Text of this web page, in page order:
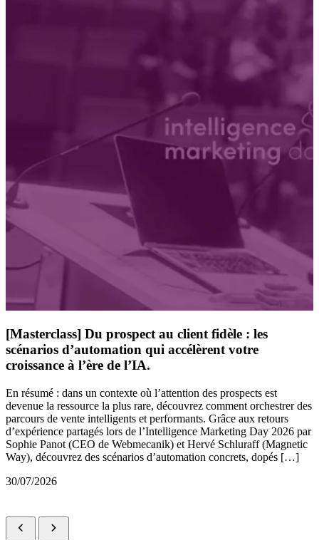
[Masterclass] Du prospect au client fidèle : les
scénarios d’automation qui accélèrent votre
croissance à l’ère de l’IA.
En résumé : dans un contexte où l’attention des prospects est
devenue la ressource la plus rare, découvrez comment orchestrer des
parcours de vente intelligents et performants. Grâce aux retours
d’expérience partagés lors de l’Intelligence Marketing Day 2026 par
Sophie Panot (CEO de Webmecanik) et Hervé Schluraff (Magnetic
Way), découvrez des scénarios d’automation concrets, dopés […]
30/07/2026